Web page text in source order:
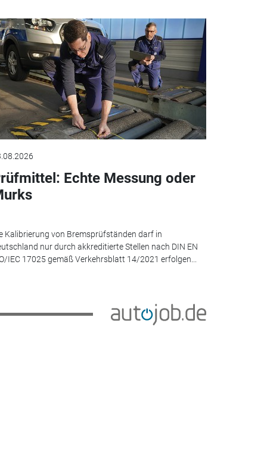
Echte Messung oder
Kalibrierung von Bremsprüfständen darf in
nur durch akkreditierte Stellen nach DIN EN
IEC 17025 gemäß Verkehrsblatt 14/2021 erfolgen...